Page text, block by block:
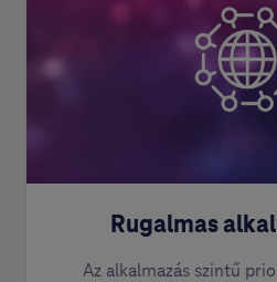
Rugalmas
Az alkalmazás szintű